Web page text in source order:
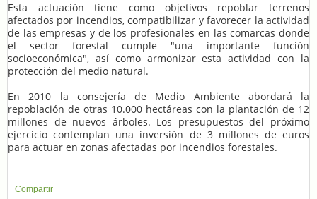
Esta actuación tiene como objetivos repoblar terrenos
afectados por incendios, compatibilizar y favorecer la actividad
de las empresas y de los profesionales en las comarcas donde
el sector forestal cumple "una importante función
socioeconómica", así como armonizar esta actividad con la
protección del medio natural.
En 2010 la consejería de Medio Ambiente abordará la
repoblación de otras 10.000 hectáreas con la plantación de 12
millones de nuevos árboles. Los presupuestos del próximo
ejercicio contemplan una inversión de 3 millones de euros
para actuar en zonas afectadas por incendios forestales.
Compartir